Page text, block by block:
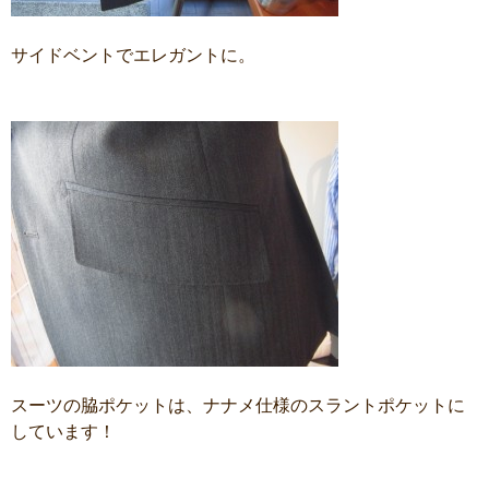
サイドベントでエレガントに。
スーツの脇ポケットは、ナナメ仕様のスラントポケットに
しています！